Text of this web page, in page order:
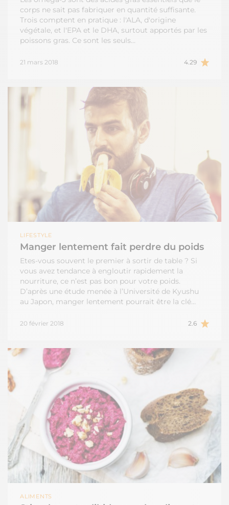
corps ne sait pas fabriquer en quantité suffisante.
Trois comptent en pratique : l'ALA, d'origine
végétale, et l'EPA et le DHA, surtout apportés par les
poissons gras. Ce sont les seuls…
21 mars 2018 4.29
LIFESTYLE
Manger lentement fait perdre du poids
Etes-vous souvent le premier à sortir de table ? Si
vous avez tendance à engloutir rapidement la
nourriture, ce n’est pas bon pour votre poids.
D’après une étude menée à l’Université de Kyushu
au Japon, manger lentement pourrait être la clé…
20 février 2018 2.6
ALIMENTS